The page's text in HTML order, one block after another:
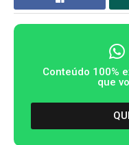
Conteúdo 100%
que